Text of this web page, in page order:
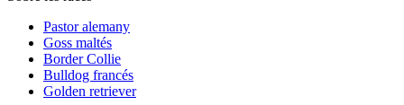
Pastor alemany
Goss maltés
Border Collie
Bulldog francés
Golden retriever